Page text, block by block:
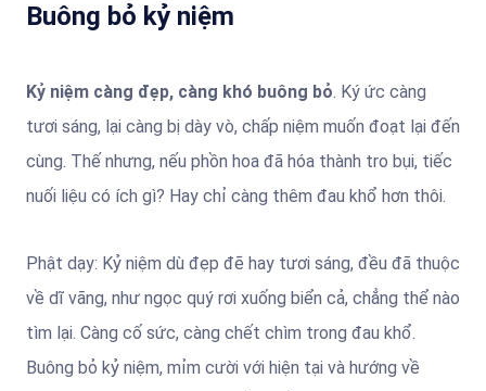
Buông bỏ kỷ niệm
Kỷ niệm càng đẹp, càng khó buông bỏ. Ký ức càng
tươi sáng, lại càng bị dày vò, chấp niệm muốn đoạt lại đến
cùng. Thế nhưng, nếu phồn hoa đã hóa thành tro bụi, tiếc
nuối liệu có ích gì? Hay chỉ càng thêm đau khổ hơn thôi.
Phật dạy: Kỷ niệm dù đẹp đẽ hay tươi sáng, đều đã thuộc
về dĩ vãng, như ngọc quý rơi xuống biển cả, chẳng thể nào
tìm lại. Càng cố sức, càng chết chìm trong đau khổ.
Buông bỏ kỷ niệm, mỉm cười với hiện tại và hướng về